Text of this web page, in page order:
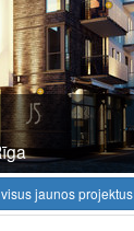
jaunos projektus